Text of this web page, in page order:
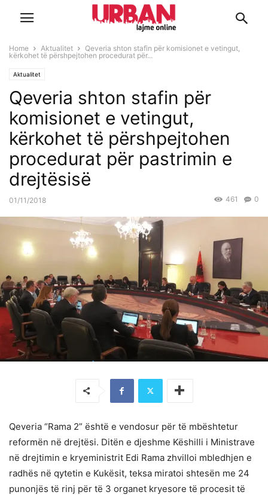
Home Aktualitet
Qeveria shton stafin për komisionet e vetingut,
kërkohet të përshpejtohen procedurat për...
Aktualitet
Qeveria shton stafin për
komisionet e vetingut,
kërkohet të përshpejtohen
procedurat për pastrimin e
drejtësisë
01/11/2018 0
461
Qeveria “Rama 2” është e vendosur për të mbështetur
reformën në drejtësi. Ditën e djeshme Këshilli i Ministrave
në drejtimin e kryeministrit Edi Rama zhvilloi mbledhjen e
radhës në qytetin e Kukësit, teksa miratoi shtesën me 24
punonjës të rinj për të 3 organet kryesore të procesit të